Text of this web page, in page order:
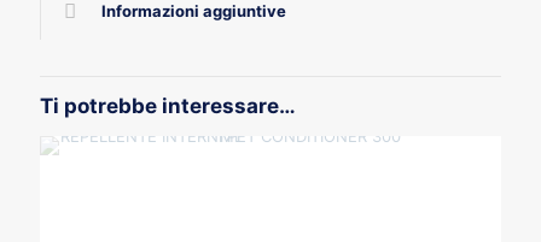
Informazioni aggiuntive
Ti potrebbe interessare…